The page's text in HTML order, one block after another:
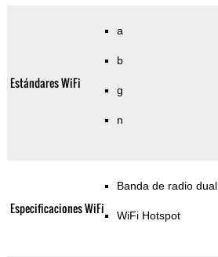
Estándares WiFi
a
b
g
n
Especificaciones WiFi
Banda de radio dual
WiFi Hotspot